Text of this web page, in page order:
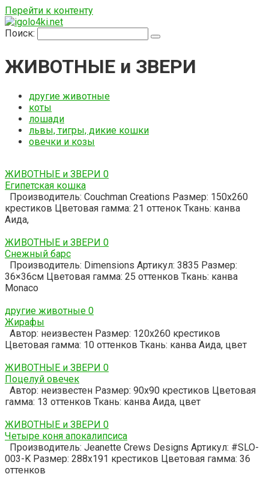
Перейти к контенту
Поиск:
ЖИВОТНЫЕ и ЗВЕРИ
другие животные
коты
лошади
львы, тигры, дикие кошки
овечки и козы
ЖИВОТНЫЕ и ЗВЕРИ 0
Египетская кошка
Производитель: Couchman Creations Размер: 150х260
крестиков Цветовая гамма: 21 оттенок Ткань: канва
Аида,
ЖИВОТНЫЕ и ЗВЕРИ 0
Снежный барс
Производитель: Dimensions Артикул: 3835 Размер:
36×36см Цветовая гамма: 25 оттенков Ткань: канва
Monaco
другие животные 0
Жирафы
Автор: неизвестен Размер: 120х260 крестиков
Цветовая гамма: 10 оттенков Ткань: канва Аида, цвет
ЖИВОТНЫЕ и ЗВЕРИ 0
Поцелуй овечек
Автор: неизвестен Размер: 90х90 крестиков Цветовая
гамма: 13 оттенков Ткань: канва Аида, цвет
ЖИВОТНЫЕ и ЗВЕРИ 0
Четыре коня апокалипсиса
Производитель: Jeanette Crews Designs Артикул: #SLO-
003-K Размер: 288х191 крестиков Цветовая гамма: 36
оттенков